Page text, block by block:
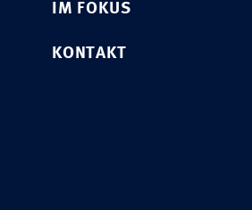
IM FOKUS
KONTAKT